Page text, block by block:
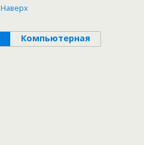
Наверх
Компьютерная